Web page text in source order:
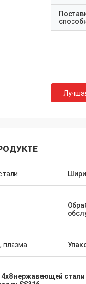
плазма
нержавеющей стали